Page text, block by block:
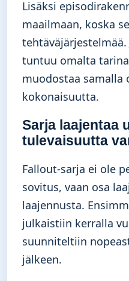
Lisäksi
maailmaan, koska
tehtäväjärjestelmää.
tuntuu omalta
muodostaa samalla
kokonaisuutta.
Sarja laajentaa
tulevaisuutta
Fallout-sarja ei ole
sovitus, vaan osa
laajennusta.
julkaistiin kerralla
suunniteltiin
jälkeen.